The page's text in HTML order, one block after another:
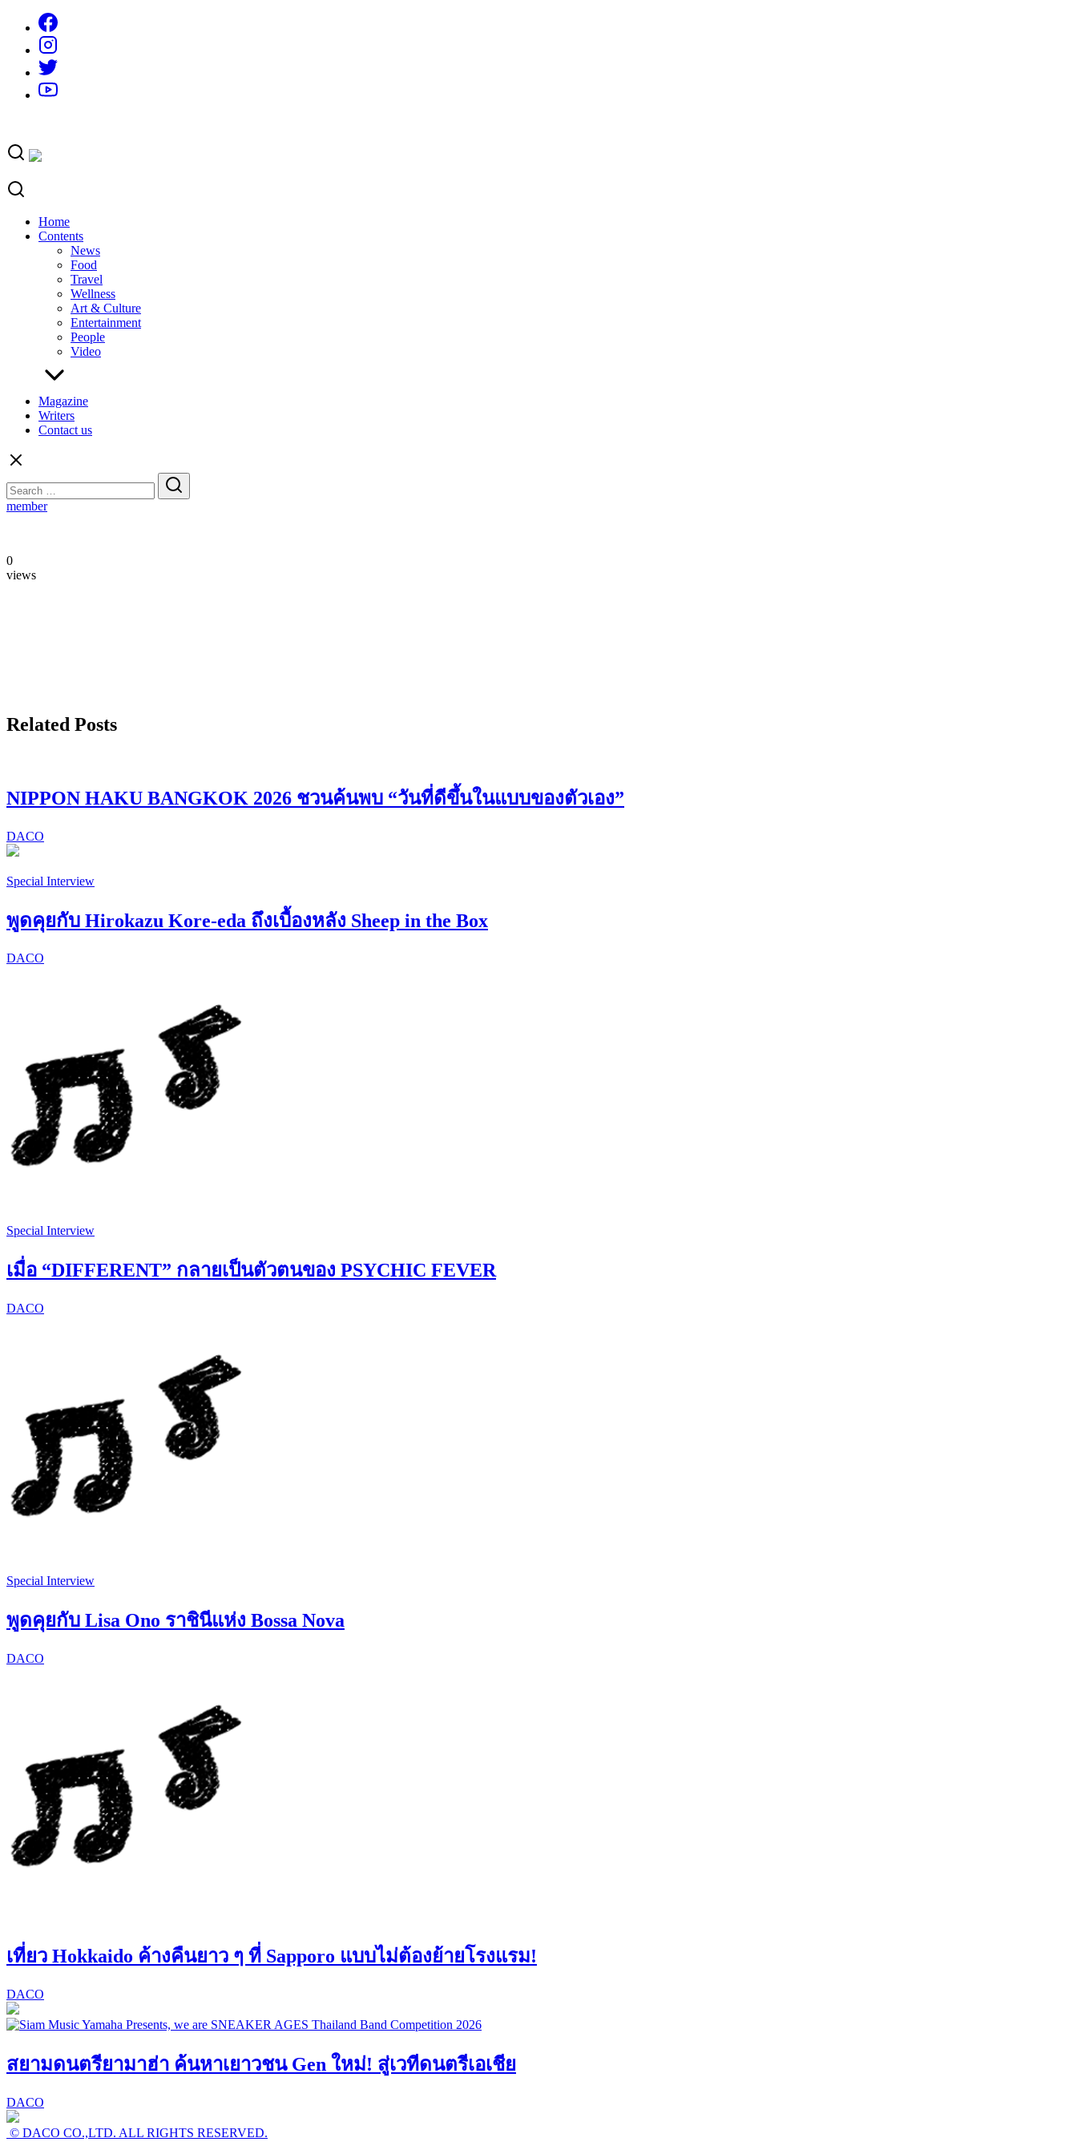
content
Home
Contents
News
Food
Travel
Wellness
Art & Culture
Entertainment
People
Video
Magazine
Writers
Contact us
for:
member
0
views
Related Posts
NIPPON HAKU BANGKOK 2026 ชวนค้นพบ “วันที่ดีขึ้นในแบบของตัวเอง”
DACO
Special Interview
พูดคุยกับ Hirokazu Kore-eda ถึงเบื้องหลัง Sheep in the Box
DACO
Special Interview
เมื่อ “DIFFERENT” กลายเป็นตัวตนของ PSYCHIC FEVER
DACO
Special Interview
พูดคุยกับ Lisa Ono ราชินีแห่ง Bossa Nova
DACO
เที่ยว Hokkaido ค้างคืนยาว ๆ ที่ Sapporo แบบไม่ต้องย้ายโรงแรม!
DACO
สยามดนตรียามาฮ่า ค้นหาเยาวชน Gen ใหม่! สู่เวทีดนตรีเอเชีย
DACO
© DACO CO.,LTD. ALL RIGHTS RESERVED.